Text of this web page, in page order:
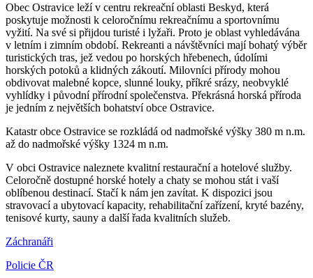
Obec Ostravice leží v centru rekreační oblasti Beskyd, která
poskytuje možnosti k celoročnímu rekreačnímu a sportovnímu
vyžití. Na své si přijdou turisté i lyžaři. Proto je oblast vyhledávána
v letním i zimním období. Rekreanti a návštěvníci mají bohatý výběr
turistických tras, jež vedou po horských hřebenech, údolími
horských potoků a klidných zákoutí. Milovníci přírody mohou
obdivovat malebné kopce, slunné louky, příkré srázy, neobvyklé
vyhlídky i původní přírodní společenstva. Překrásná horská příroda
je jedním z největších bohatství obce Ostravice.
Katastr obce Ostravice se rozkládá od nadmořské výšky 380 m n.m.
až do nadmořské výšky 1324 m n.m.
V obci Ostravice naleznete kvalitní restaurační a hotelové služby.
Celoročně dostupné horské hotely a chaty se mohou stát i vaší
oblíbenou destinací. Stačí k nám jen zavítat. K dispozici jsou
stravovací a ubytovací kapacity, rehabilitační zařízení, kryté bazény,
tenisové kurty, sauny a další řada kvalitních služeb.
Záchranáři
Policie ČR